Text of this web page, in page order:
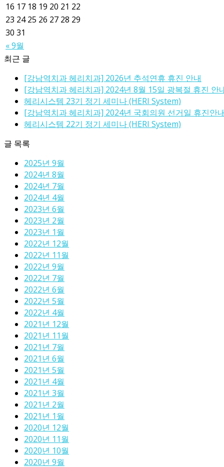
« 9월
16 17 18 19 20 21 22
23 24 25 26 27 28 29
30 31
최근 글
[강남역치과 헤리치과] 2026년 추석연휴 휴진 안내
[강남역치과 헤리치과] 2024년 8월 15일 광복절 휴진 안
헤리시스템 23기 정기 세미나 (HERI System)
[강남역치과 헤리치과] 2024년 국회의원 선거일 휴진안
헤리시스템 22기 정기 세미나 (HERI System)
글 목록
2025년 9월
2024년 8월
2024년 7월
2024년 4월
2023년 6월
2023년 2월
2023년 1월
2022년 12월
2022년 11월
2022년 9월
2022년 7월
2022년 6월
2022년 5월
2022년 4월
2021년 12월
2021년 11월
2021년 7월
2021년 6월
2021년 5월
2021년 4월
2021년 3월
2021년 2월
2021년 1월
2020년 12월
2020년 11월
2020년 10월
2020년 9월